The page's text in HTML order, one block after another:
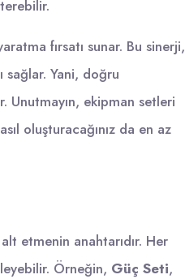
fırsatı sunar. Bu sinerji,
Yani, doğru
Unutmayın, ekipman setleri
oluşturacağınız da en az
etmenin anahtarıdır. Her
Örneğin, Güç Seti,